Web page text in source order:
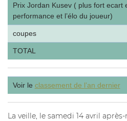
Prix Jordan Kusev ( plus fort ecart
performance et l’élo du joueur)
coupes
TOTAL
Voir le classement de l’an dernier
La veille, le samedi 14 avril